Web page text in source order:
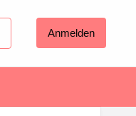
Anmelden